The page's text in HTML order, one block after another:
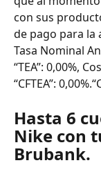
con sus
de pago para
Tasa Nominal
“TEA”: 0,00%,
“CFTEA”:
Hasta 6
Nike con
Brubank.